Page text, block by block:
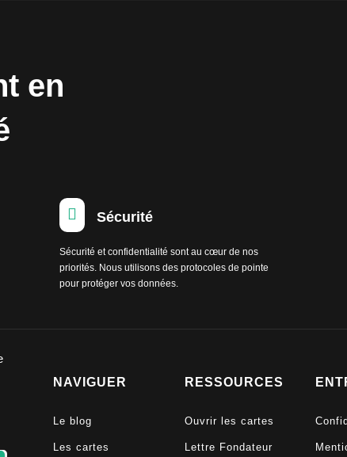
en
 Sécurité
Sécurité et confidentialité sont au cœur de nos
priorités. Nous utilisons des protocoles de pointe
pour protéger vos données.
NAVIGUER
Le blog
Les cartes
RESSOURCES
Ouvrir les cartes
Lettre Fondateur